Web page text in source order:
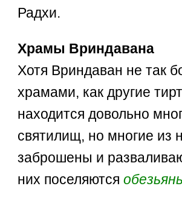
Радхи.
Храмы Вриндавана
Хотя Вриндаван не так
храмами, как другие
находится довольно
святилищ, но многие из
заброшены и
них поселяются